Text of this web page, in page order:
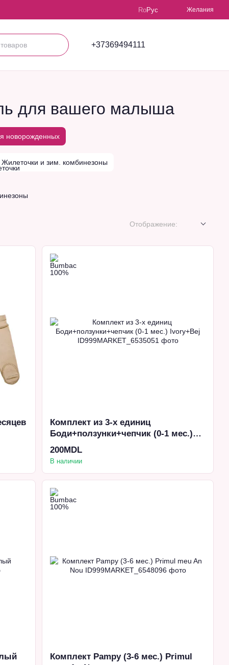
RoРус Желания
+37369494111
для вашего малыша
новорожденных
Жилеточки и зим. комбинезоны
Отображение:
Комплект из 3-х единиц
Боди+ползунки+чепчик (0-1 мес.)
Ivory+Bej
200MDL
В наличии
Комплект Pampy (3-6 мес.) Primul